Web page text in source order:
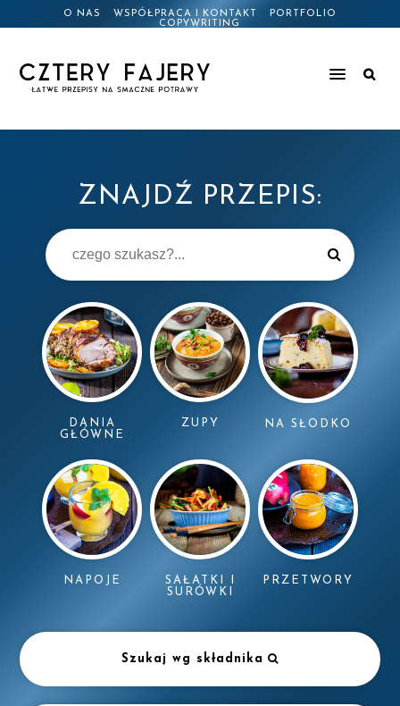
O NAS WSPÓŁPRACA I KONTAKT
PORTFOLIO
COPYWRITING
ZNAJDŹ PRZEPIS:
DANIA
GŁÓWNE
ZUPY NA SŁODKO
NAPOJE
SAŁATKI I
SURÓWKI
PRZETWORY
Szukaj wg składnika